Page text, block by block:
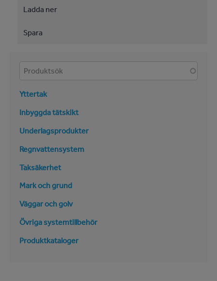
Produkter
Yttertak
Inbyggda tätskikt
Underlagsprodukter
Regnvattensystem
Taksäkerhet
Mark och grund
Väggar och golv
Övriga systemtillbehör
Produktkataloger
Ladda ner
Spara